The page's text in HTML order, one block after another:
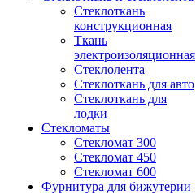
Стеклоткань
конструкционная
Ткань
электроизоляционная
Стеклолента
Стеклоткань для авто
Стеклоткань для
лодки
Стекломаты
Стекломат 300
Стекломат 450
Стекломат 600
Фурнитура для бижутерии